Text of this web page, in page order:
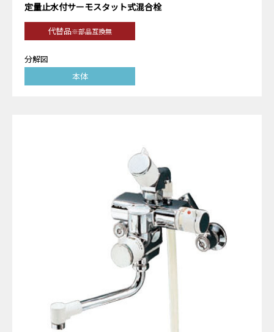
定量止水付サーモスタット式混合栓
代替品※部品互換無
分解図
本体